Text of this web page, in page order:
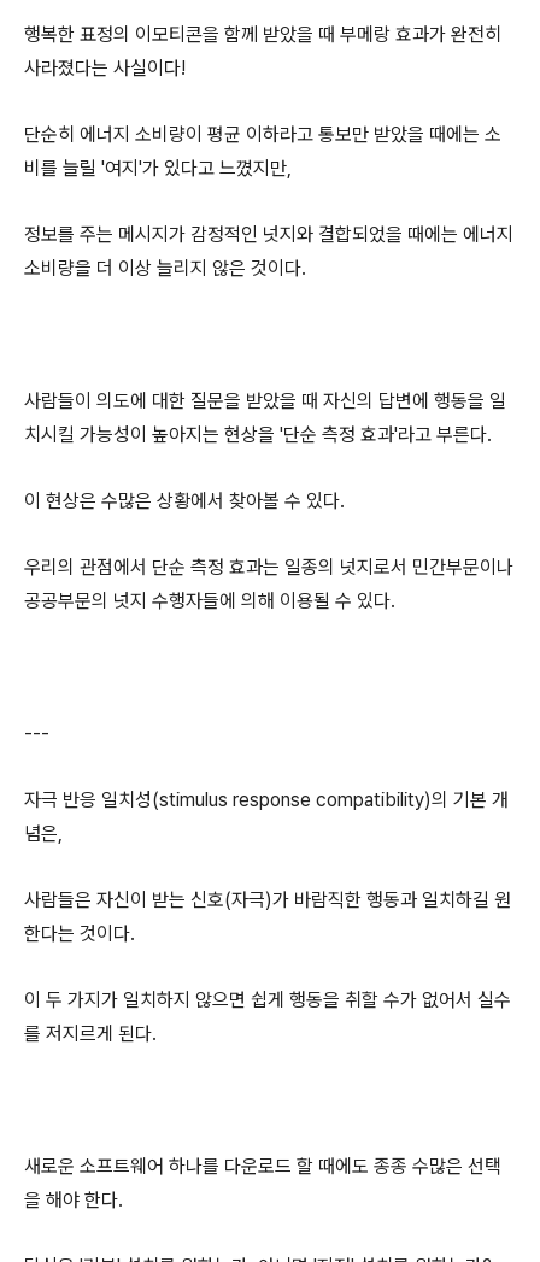
행복한 표정의 이모티콘을 함께 받았을 때 부메랑 효과가 완전히
사라졌다는 사실이다!
단순히 에너지 소비량이 평균 이하라고 통보만 받았을 때에는 소
비를 늘릴 '여지'가 있다고 느꼈지만,
정보를 주는 메시지가 감정적인 넛지와 결합되었을 때에는 에너지
소비량을 더 이상 늘리지 않은 것이다.
사람들이 의도에 대한 질문을 받았을 때 자신의 답변에 행동을 일
치시킬 가능성이 높아지는 현상을 '단순 측정 효과'라고 부른다.
이 현상은 수많은 상황에서 찾아볼 수 있다.
우리의 관점에서 단순 측정 효과는 일종의 넛지로서 민간부문이나
공공부문의 넛지 수행자들에 의해 이용될 수 있다.
---
자극 반응 일치성(stimulus response compatibility)의 기본 개
념은,
사람들은 자신이 받는 신호(자극)가 바람직한 행동과 일치하길 원
한다는 것이다.
이 두 가지가 일치하지 않으면 쉽게 행동을 취할 수가 없어서 실수
를 저지르게 된다.
새로운 소프트웨어 하나를 다운로드 할 때에도 종종 수많은 선택
을 해야 한다.